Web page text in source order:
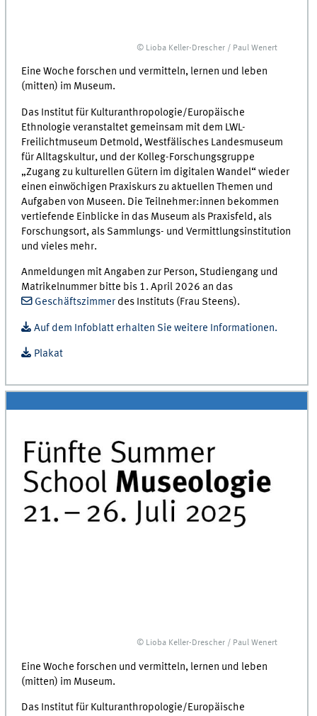
© Lioba Keller-Drescher / Paul Wenert
Eine Woche forschen und vermitteln, lernen und leben
(mitten) im Museum.
Das Institut für Kulturanthropologie/Europäische
Ethnologie veranstaltet gemeinsam mit dem LWL-
Freilichtmuseum Detmold, Westfälisches Landesmuseum
für Alltagskultur, und der Kolleg-Forschungsgruppe
„Zugang zu kulturellen Gütern im digitalen Wandel“ wieder
einen einwöchigen Praxiskurs zu aktuellen Themen und
Aufgaben von Museen. Die Teilnehmer:innen bekommen
vertiefende Einblicke in das Museum als Praxisfeld, als
Forschungsort, als Sammlungs- und Vermittlungsinstitution
und vieles mehr.
Anmeldungen mit Angaben zur Person, Studiengang und
Matrikelnummer bitte bis 1. April 2026 an das
Geschäftszimmer des Instituts (Frau Steens).
Auf dem Infoblatt erhalten Sie weitere Informationen.
Plakat
© Lioba Keller-Drescher / Paul Wenert
Eine Woche forschen und vermitteln, lernen und leben
(mitten) im Museum.
Das Institut für Kulturanthropologie/Europäische